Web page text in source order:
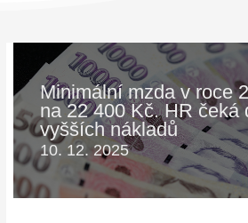
Minimální mzda v roce
na 22 400 Kč. HR čeká
vyšších nákladů
10. 12. 2025